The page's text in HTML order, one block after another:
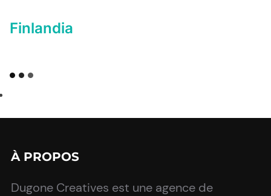
Finlandia
À PROPOS
Dugone Creatives est une agence de